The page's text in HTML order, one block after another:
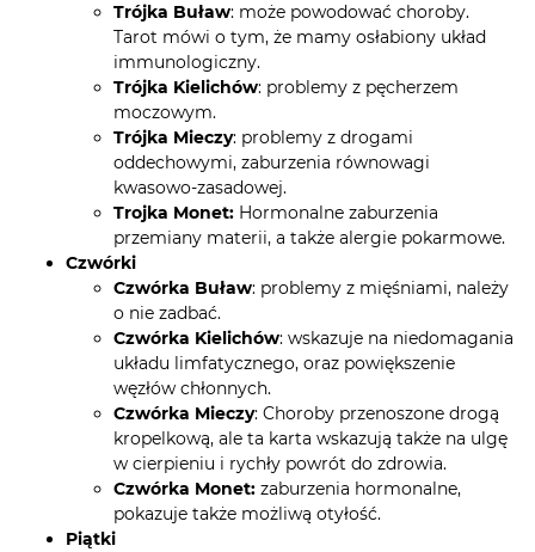
Trójka Buław: może powodować choroby.
Tarot mówi o tym, że mamy osłabiony układ
immunologiczny.
Trójka Kielichów: problemy z pęcherzem
moczowym.
Trójka Mieczy: problemy z drogami
oddechowymi, zaburzenia równowagi
kwasowo-zasadowej.
Trojka Monet: Hormonalne zaburzenia
przemiany materii, a także alergie pokarmowe.
Czwórki
Czwórka Buław: problemy z mięśniami, należy
o nie zadbać.
Czwórka Kielichów: wskazuje na niedomagania
układu limfatycznego, oraz powiększenie
węzłów chłonnych.
Czwórka Mieczy: Choroby przenoszone drogą
kropelkową, ale ta karta wskazują także na ulgę
w cierpieniu i rychły powrót do zdrowia.
Czwórka Monet: zaburzenia hormonalne,
pokazuje także możliwą otyłość.
Piątki